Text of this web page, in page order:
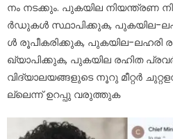
നം ന​​ട​​ക്കും. പു​​ക​​യി​​ല നി​​യ​​ന്ത്ര​​ണ
ര്‍​ഡു​​ക​​ള്‍ സ്ഥാ​​പി​​ക്കു​​ക, പു​​ക​​യി​​ല-​​
ള്‍ രൂ​​പീ​​ക​​രി​​ക്കു​​ക, പു​​ക​​യി​​ല-​​ല​​ഹ​​രി
ഖ്യാ​​പി​​ക്കു​​ക, പു​​ക​​യി​​ല ര​​ഹി​​ത
വി​​ദ്യാ​​ല​​യ​​ങ്ങ​​ളു​​ടെ നൂ​​റു മീ​​റ്റ​​ര്‍
ല്ലെ​​ന്ന് ഉ​​റ​​പ്പു വ​​രു​​ത്തു​​ക